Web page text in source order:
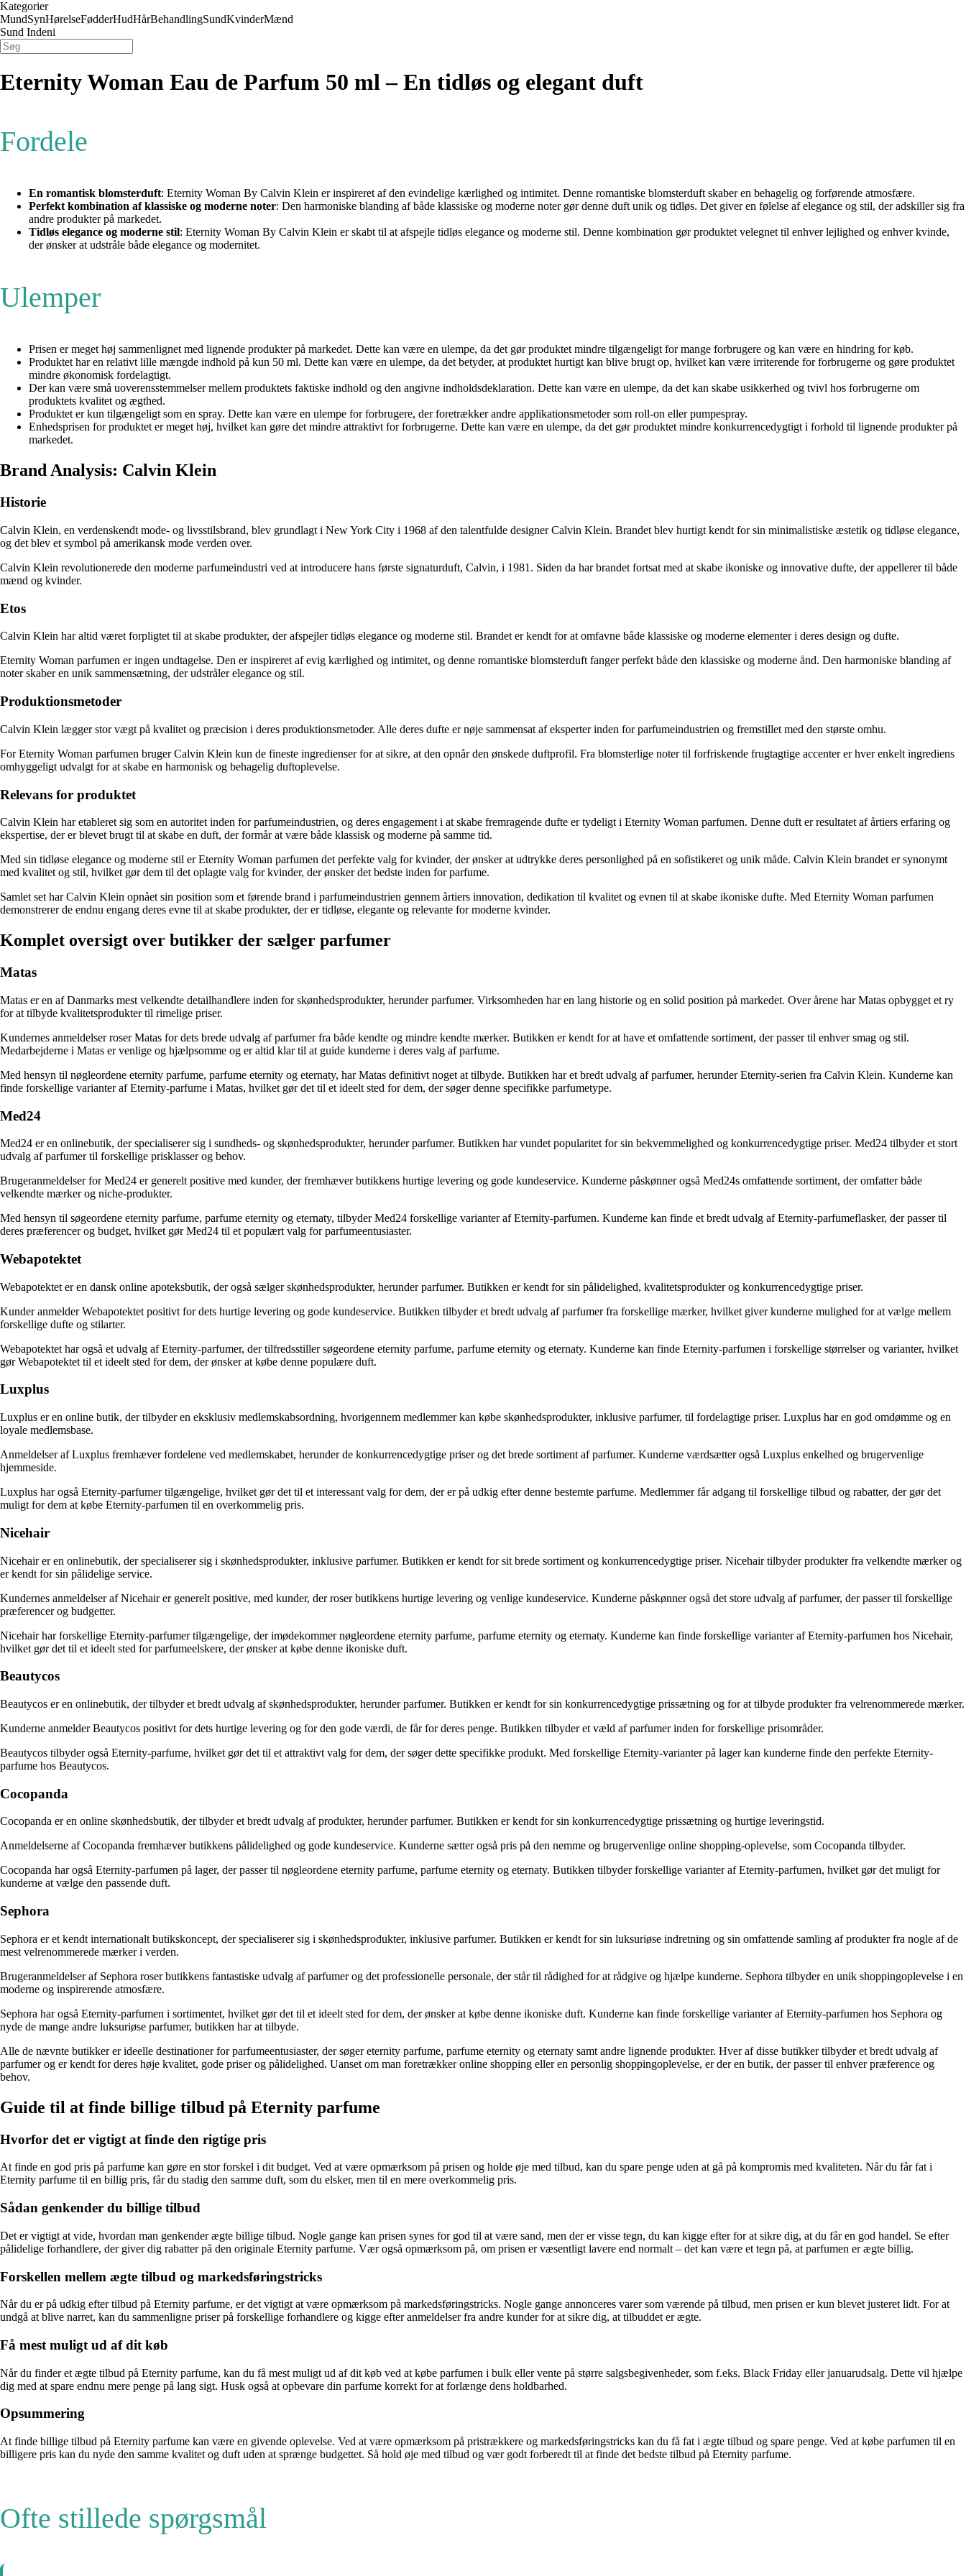
Kategorier
MundSynHørelseFødderHudHårBehandlingSundKvinderMænd
Sund Indeni
Eternity Woman Eau de Parfum 50 ml – En tidløs og elegant duft
Fordele
En romantisk blomsterduft: Eternity Woman By Calvin Klein er inspireret af den evindelige kærlighed og intimitet. Denne romantiske blomsterduft skaber en behagelig og forførende atmosfære.
Perfekt kombination af klassiske og moderne noter: Den harmoniske blanding af både klassiske og moderne noter gør denne duft unik og tidløs. Det giver en følelse af elegance og stil, der adskiller sig fra
andre produkter på markedet.
Tidløs elegance og moderne stil: Eternity Woman By Calvin Klein er skabt til at afspejle tidløs elegance og moderne stil. Denne kombination gør produktet velegnet til enhver lejlighed og enhver kvinde,
der ønsker at udstråle både elegance og modernitet.
Ulemper
Prisen er meget høj sammenlignet med lignende produkter på markedet. Dette kan være en ulempe, da det gør produktet mindre tilgængeligt for mange forbrugere og kan være en hindring for køb.
Produktet har en relativt lille mængde indhold på kun 50 ml. Dette kan være en ulempe, da det betyder, at produktet hurtigt kan blive brugt op, hvilket kan være irriterende for forbrugerne og gøre produktet
mindre økonomisk fordelagtigt.
Der kan være små uoverensstemmelser mellem produktets faktiske indhold og den angivne indholdsdeklaration. Dette kan være en ulempe, da det kan skabe usikkerhed og tvivl hos forbrugerne om
produktets kvalitet og ægthed.
Produktet er kun tilgængeligt som en spray. Dette kan være en ulempe for forbrugere, der foretrækker andre applikationsmetoder som roll-on eller pumpespray.
Enhedsprisen for produktet er meget høj, hvilket kan gøre det mindre attraktivt for forbrugerne. Dette kan være en ulempe, da det gør produktet mindre konkurrencedygtigt i forhold til lignende produkter på
markedet.
Brand Analysis: Calvin Klein
Historie
Calvin Klein, en verdenskendt mode- og livsstilsbrand, blev grundlagt i New York City i 1968 af den talentfulde designer Calvin Klein. Brandet blev hurtigt kendt for sin minimalistiske æstetik og tidløse elegance,
og det blev et symbol på amerikansk mode verden over.
Calvin Klein revolutionerede den moderne parfumeindustri ved at introducere hans første signaturduft, Calvin, i 1981. Siden da har brandet fortsat med at skabe ikoniske og innovative dufte, der appellerer til både
mænd og kvinder.
Etos
Calvin Klein har altid været forpligtet til at skabe produkter, der afspejler tidløs elegance og moderne stil. Brandet er kendt for at omfavne både klassiske og moderne elementer i deres design og dufte.
Eternity Woman parfumen er ingen undtagelse. Den er inspireret af evig kærlighed og intimitet, og denne romantiske blomsterduft fanger perfekt både den klassiske og moderne ånd. Den harmoniske blanding af
noter skaber en unik sammensætning, der udstråler elegance og stil.
Produktionsmetoder
Calvin Klein lægger stor vægt på kvalitet og præcision i deres produktionsmetoder. Alle deres dufte er nøje sammensat af eksperter inden for parfumeindustrien og fremstillet med den største omhu.
For Eternity Woman parfumen bruger Calvin Klein kun de fineste ingredienser for at sikre, at den opnår den ønskede duftprofil. Fra blomsterlige noter til forfriskende frugtagtige accenter er hver enkelt ingrediens
omhyggeligt udvalgt for at skabe en harmonisk og behagelig duftoplevelse.
Relevans for produktet
Calvin Klein har etableret sig som en autoritet inden for parfumeindustrien, og deres engagement i at skabe fremragende dufte er tydeligt i Eternity Woman parfumen. Denne duft er resultatet af årtiers erfaring og
ekspertise, der er blevet brugt til at skabe en duft, der formår at være både klassisk og moderne på samme tid.
Med sin tidløse elegance og moderne stil er Eternity Woman parfumen det perfekte valg for kvinder, der ønsker at udtrykke deres personlighed på en sofistikeret og unik måde. Calvin Klein brandet er synonymt
med kvalitet og stil, hvilket gør dem til det oplagte valg for kvinder, der ønsker det bedste inden for parfume.
Samlet set har Calvin Klein opnået sin position som et førende brand i parfumeindustrien gennem årtiers innovation, dedikation til kvalitet og evnen til at skabe ikoniske dufte. Med Eternity Woman parfumen
demonstrerer de endnu engang deres evne til at skabe produkter, der er tidløse, elegante og relevante for moderne kvinder.
Komplet oversigt over butikker der sælger parfumer
Matas
Matas er en af Danmarks mest velkendte detailhandlere inden for skønhedsprodukter, herunder parfumer. Virksomheden har en lang historie og en solid position på markedet. Over årene har Matas opbygget et ry
for at tilbyde kvalitetsprodukter til rimelige priser.
Kundernes anmeldelser roser Matas for dets brede udvalg af parfumer fra både kendte og mindre kendte mærker. Butikken er kendt for at have et omfattende sortiment, der passer til enhver smag og stil.
Medarbejderne i Matas er venlige og hjælpsomme og er altid klar til at guide kunderne i deres valg af parfume.
Med hensyn til nøgleordene eternity parfume, parfume eternity og eternaty, har Matas definitivt noget at tilbyde. Butikken har et bredt udvalg af parfumer, herunder Eternity-serien fra Calvin Klein. Kunderne kan
finde forskellige varianter af Eternity-parfume i Matas, hvilket gør det til et ideelt sted for dem, der søger denne specifikke parfumetype.
Med24
Med24 er en onlinebutik, der specialiserer sig i sundheds- og skønhedsprodukter, herunder parfumer. Butikken har vundet popularitet for sin bekvemmelighed og konkurrencedygtige priser. Med24 tilbyder et stort
udvalg af parfumer til forskellige prisklasser og behov.
Brugeranmeldelser for Med24 er generelt positive med kunder, der fremhæver butikkens hurtige levering og gode kundeservice. Kunderne påskønner også Med24s omfattende sortiment, der omfatter både
velkendte mærker og niche-produkter.
Med hensyn til søgeordene eternity parfume, parfume eternity og eternaty, tilbyder Med24 forskellige varianter af Eternity-parfumen. Kunderne kan finde et bredt udvalg af Eternity-parfumeflasker, der passer til
deres præferencer og budget, hvilket gør Med24 til et populært valg for parfumeentusiaster.
Webapotektet
Webapotektet er en dansk online apoteksbutik, der også sælger skønhedsprodukter, herunder parfumer. Butikken er kendt for sin pålidelighed, kvalitetsprodukter og konkurrencedygtige priser.
Kunder anmelder Webapotektet positivt for dets hurtige levering og gode kundeservice. Butikken tilbyder et bredt udvalg af parfumer fra forskellige mærker, hvilket giver kunderne mulighed for at vælge mellem
forskellige dufte og stilarter.
Webapotektet har også et udvalg af Eternity-parfumer, der tilfredsstiller søgeordene eternity parfume, parfume eternity og eternaty. Kunderne kan finde Eternity-parfumen i forskellige størrelser og varianter, hvilket
gør Webapotektet til et ideelt sted for dem, der ønsker at købe denne populære duft.
Luxplus
Luxplus er en online butik, der tilbyder en eksklusiv medlemskabsordning, hvorigennem medlemmer kan købe skønhedsprodukter, inklusive parfumer, til fordelagtige priser. Luxplus har en god omdømme og en
loyale medlemsbase.
Anmeldelser af Luxplus fremhæver fordelene ved medlemskabet, herunder de konkurrencedygtige priser og det brede sortiment af parfumer. Kunderne værdsætter også Luxplus enkelhed og brugervenlige
hjemmeside.
Luxplus har også Eternity-parfumer tilgængelige, hvilket gør det til et interessant valg for dem, der er på udkig efter denne bestemte parfume. Medlemmer får adgang til forskellige tilbud og rabatter, der gør det
muligt for dem at købe Eternity-parfumen til en overkommelig pris.
Nicehair
Nicehair er en onlinebutik, der specialiserer sig i skønhedsprodukter, inklusive parfumer. Butikken er kendt for sit brede sortiment og konkurrencedygtige priser. Nicehair tilbyder produkter fra velkendte mærker og
er kendt for sin pålidelige service.
Kundernes anmeldelser af Nicehair er generelt positive, med kunder, der roser butikkens hurtige levering og venlige kundeservice. Kunderne påskønner også det store udvalg af parfumer, der passer til forskellige
præferencer og budgetter.
Nicehair har forskellige Eternity-parfumer tilgængelige, der imødekommer nøgleordene eternity parfume, parfume eternity og eternaty. Kunderne kan finde forskellige varianter af Eternity-parfumen hos Nicehair,
hvilket gør det til et ideelt sted for parfumeelskere, der ønsker at købe denne ikoniske duft.
Beautycos
Beautycos er en onlinebutik, der tilbyder et bredt udvalg af skønhedsprodukter, herunder parfumer. Butikken er kendt for sin konkurrencedygtige prissætning og for at tilbyde produkter fra velrenommerede mærker.
Kunderne anmelder Beautycos positivt for dets hurtige levering og for den gode værdi, de får for deres penge. Butikken tilbyder et væld af parfumer inden for forskellige prisområder.
Beautycos tilbyder også Eternity-parfume, hvilket gør det til et attraktivt valg for dem, der søger dette specifikke produkt. Med forskellige Eternity-varianter på lager kan kunderne finde den perfekte Eternity-
parfume hos Beautycos.
Cocopanda
Cocopanda er en online skønhedsbutik, der tilbyder et bredt udvalg af produkter, herunder parfumer. Butikken er kendt for sin konkurrencedygtige prissætning og hurtige leveringstid.
Anmeldelserne af Cocopanda fremhæver butikkens pålidelighed og gode kundeservice. Kunderne sætter også pris på den nemme og brugervenlige online shopping-oplevelse, som Cocopanda tilbyder.
Cocopanda har også Eternity-parfumen på lager, der passer til nøgleordene eternity parfume, parfume eternity og eternaty. Butikken tilbyder forskellige varianter af Eternity-parfumen, hvilket gør det muligt for
kunderne at vælge den passende duft.
Sephora
Sephora er et kendt internationalt butikskoncept, der specialiserer sig i skønhedsprodukter, inklusive parfumer. Butikken er kendt for sin luksuriøse indretning og sin omfattende samling af produkter fra nogle af de
mest velrenommerede mærker i verden.
Brugeranmeldelser af Sephora roser butikkens fantastiske udvalg af parfumer og det professionelle personale, der står til rådighed for at rådgive og hjælpe kunderne. Sephora tilbyder en unik shoppingoplevelse i en
moderne og inspirerende atmosfære.
Sephora har også Eternity-parfumen i sortimentet, hvilket gør det til et ideelt sted for dem, der ønsker at købe denne ikoniske duft. Kunderne kan finde forskellige varianter af Eternity-parfumen hos Sephora og
nyde de mange andre luksuriøse parfumer, butikken har at tilbyde.
Alle de nævnte butikker er ideelle destinationer for parfumeentusiaster, der søger eternity parfume, parfume eternity og eternaty samt andre lignende produkter. Hver af disse butikker tilbyder et bredt udvalg af
parfumer og er kendt for deres høje kvalitet, gode priser og pålidelighed. Uanset om man foretrækker online shopping eller en personlig shoppingoplevelse, er der en butik, der passer til enhver præference og
behov.
Guide til at finde billige tilbud på Eternity parfume
Hvorfor det er vigtigt at finde den rigtige pris
At finde en god pris på parfume kan gøre en stor forskel i dit budget. Ved at være opmærksom på prisen og holde øje med tilbud, kan du spare penge uden at gå på kompromis med kvaliteten. Når du får fat i
Eternity parfume til en billig pris, får du stadig den samme duft, som du elsker, men til en mere overkommelig pris.
Sådan genkender du billige tilbud
Det er vigtigt at vide, hvordan man genkender ægte billige tilbud. Nogle gange kan prisen synes for god til at være sand, men der er visse tegn, du kan kigge efter for at sikre dig, at du får en god handel. Se efter
pålidelige forhandlere, der giver dig rabatter på den originale Eternity parfume. Vær også opmærksom på, om prisen er væsentligt lavere end normalt – det kan være et tegn på, at parfumen er ægte billig.
Forskellen mellem ægte tilbud og markedsføringstricks
Når du er på udkig efter tilbud på Eternity parfume, er det vigtigt at være opmærksom på markedsføringstricks. Nogle gange annonceres varer som værende på tilbud, men prisen er kun blevet justeret lidt. For at
undgå at blive narret, kan du sammenligne priser på forskellige forhandlere og kigge efter anmeldelser fra andre kunder for at sikre dig, at tilbuddet er ægte.
Få mest muligt ud af dit køb
Når du finder et ægte tilbud på Eternity parfume, kan du få mest muligt ud af dit køb ved at købe parfumen i bulk eller vente på større salgsbegivenheder, som f.eks. Black Friday eller januarudsalg. Dette vil hjælpe
dig med at spare endnu mere penge på lang sigt. Husk også at opbevare din parfume korrekt for at forlænge dens holdbarhed.
Opsummering
At finde billige tilbud på Eternity parfume kan være en givende oplevelse. Ved at være opmærksom på pristrækkere og markedsføringstricks kan du få fat i ægte tilbud og spare penge. Ved at købe parfumen til en
billigere pris kan du nyde den samme kvalitet og duft uden at sprænge budgettet. Så hold øje med tilbud og vær godt forberedt til at finde det bedste tilbud på Eternity parfume.
Ofte stillede spørgsmål